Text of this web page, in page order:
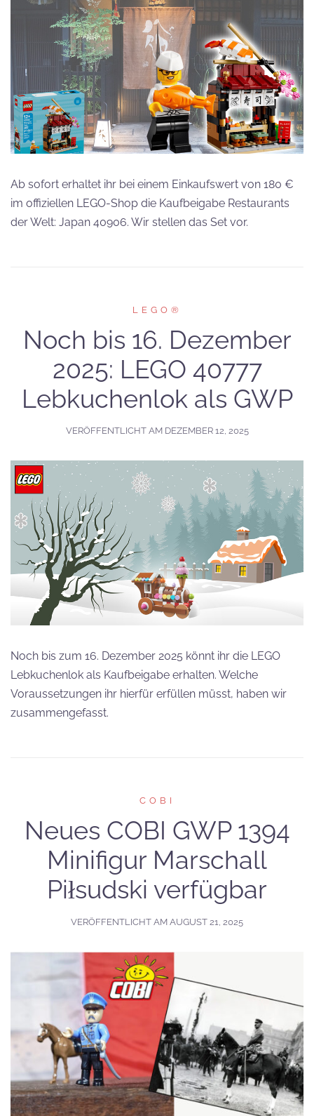
Ab sofort erhaltet ihr bei einem Einkaufswert von 180 €
im offiziellen LEGO-Shop die Kaufbeigabe Restaurants
der Welt: Japan 40906. Wir stellen das Set vor.
LEGO®
Noch bis 16. Dezember
2025: LEGO 40777
Lebkuchenlok als GWP
VERÖFFENTLICHT AM DEZEMBER 12, 2025
Noch bis zum 16. Dezember 2025 könnt ihr die LEGO
Lebkuchenlok als Kaufbeigabe erhalten. Welche
Voraussetzungen ihr hierfür erfüllen müsst, haben wir
zusammengefasst.
COBI
Neues COBI GWP 1394
Minifigur Marschall
Piłsudski verfügbar
VERÖFFENTLICHT AM AUGUST 21, 2025